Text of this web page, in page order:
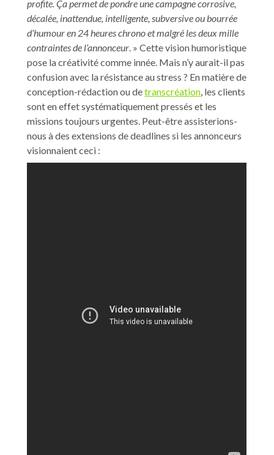
profite. Ça permet de pondre une campagne corrosive,
décalée, inattendue, intelligente, subversive ou bourrée
d’humour en 24 heures chrono et malgré les deux mille
contraintes de l’annonceur . » Cette vision humoristique
pose la créativité comme innée. Mais n’y aurait-il pas
confusion avec la résistance au stress ? En matière de
conception-rédaction ou detranscréation , les clients
sont en effet systématiquement pressés et les
missions toujours urgentes. Peut-être assisterions-
nous à des extensions de deadlines si les annonceurs
visionnaient ceci :